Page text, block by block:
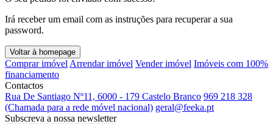
Irá receber um email com as instruções para recuperar a sua
password.
Voltar à homepage
Comprar imóvel Arrendar imóvel Vender imóvel Imóveis com 100%
financiamento
Contactos
Rua De Santiago Nº11, 6000 - 179 Castelo Branco 969 218 328
(Chamada para a rede móvel nacional) geral@feeka.pt
Subscreva a nossa newsletter